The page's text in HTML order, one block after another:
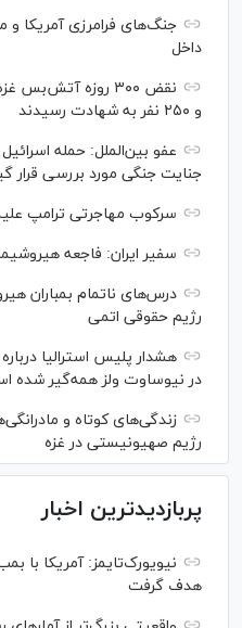
جنگ‌های فرامرزی آمریکا
داخل
نقض ۳۰۰ روزه
و ۲۵۰ نفر به شهادت رسیدند
جنایت جنگی مورد بررسی قرار
سرکوب مهاجرتی ترامپ
سفیر ایران: فاجعه
درس‌های ناتمام بمباران
رژیم حقوقی اتمی
هشدار پلیس استرالیا
در نیوساوت ولز همه‌گیر شده
زندگی‌های کوتاه و
رژیم صهیونیستی در غزه
پربازدیدترین اخبار
هدف گرفت